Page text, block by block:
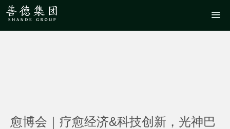
愈博会｜疗愈经济&科技创新，光神巴